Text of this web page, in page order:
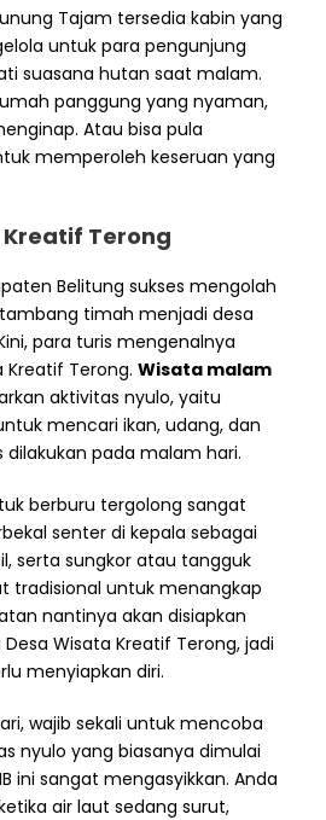
Tajam tersedia kabin yang
untuk para pengunjung
suasana hutan saat malam.
panggung yang nyaman,
Atau bisa pula
memperoleh keseruan yang
Terong
Belitung sukses mengolah
timah menjadi desa
para turis mengenalnya
Kreatif Terong. Wisata malam
aktivitas nyulo, yaitu
mencari ikan, udang, dan
dilakukan pada malam hari.
berburu tergolong sangat
senter di kepala sebagai
serta sungkor atau tangguk
tradisional untuk menangkap
nantinya akan disiapkan
Wisata Kreatif Terong, jadi
menyiapkan diri.
wajib sekali untuk mencoba
nyulo yang biasanya dimulai
ini sangat mengasyikkan. Anda
air laut sedang surut,